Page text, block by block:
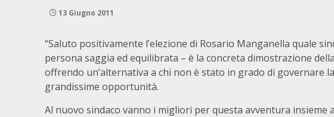
13 Giugno 2011
“Saluto positivamente l’elezione di Rosario Manganella quale
persona saggia ed equilibrata – è la concreta dimostrazione
offrendo un’alternativa a chi non è stato in grado di governare
grandissime opportunità.
Al nuovo sindaco vanno i migliori per questa avventura insieme